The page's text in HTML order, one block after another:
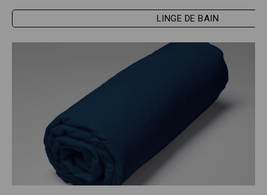
LINGE DE BAIN